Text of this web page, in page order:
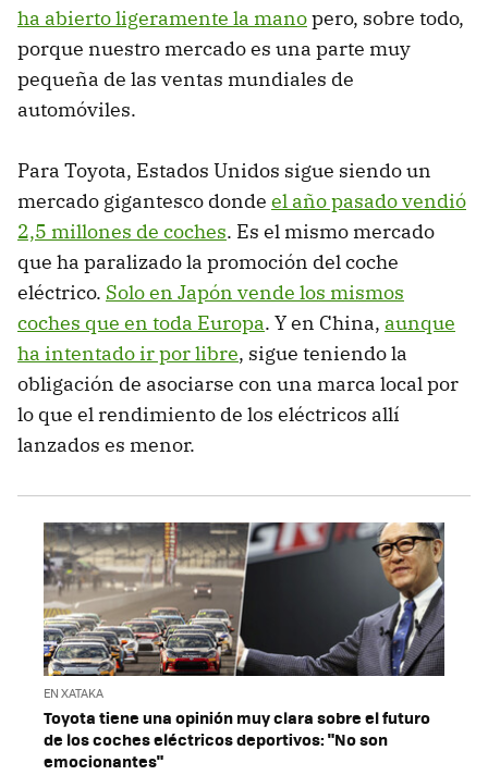
ha abierto ligeramente la manopero, sobre todo,
porque nuestro mercado es una parte muy
pequeña de las ventas mundiales de
automóviles.
Para Toyota, Estados Unidos sigue siendo un
mercado gigantesco donde el año pasado vendió
2,5 millones de coches. Es el mismo mercado
que ha paralizado la promoción del coche
eléctrico. Solo en Japón vende los mismos
coches que en toda Europa. Y en China, aunque
ha intentado ir por libre, sigue teniendo la
obligación de asociarse con una marca local por
lo que el rendimiento de los eléctricos allí
lanzados es menor.
EN XATAKA
Toyota tiene una opinión muy clara sobre el futuro
de los coches eléctricos deportivos: "No son
emocionantes"